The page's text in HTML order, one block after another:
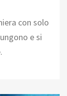
con solo
e si